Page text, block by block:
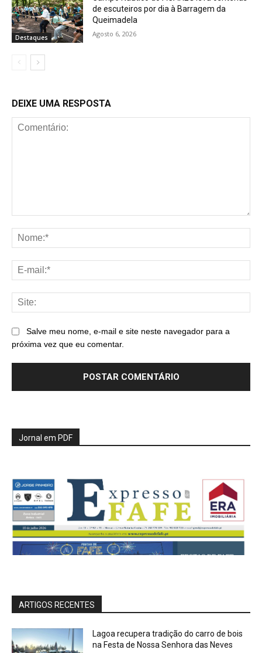
Destaques
de escuteiros por dia à Barragem da
Queimadela
Agosto 6, 2026
DEIXE UMA RESPOSTA
Salve meu nome, e-mail e site neste navegador para a
próxima vez que eu comentar.
Jornal em PDF
ARTIGOS RECENTES
Lagoa recupera tradição do carro de bois
na Festa de Nossa Senhora das Neves